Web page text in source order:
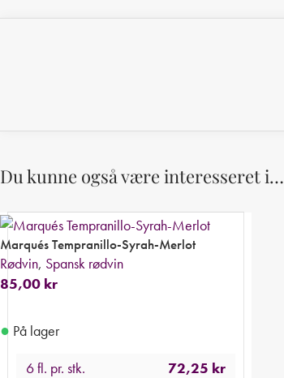
Du kunne også være interesseret i…
Marqués Tempranillo-Syrah-Merlot
Rødvin, Spansk rødvin
85,00 kr
● På lager
6 fl. pr. stk.
72,25 kr